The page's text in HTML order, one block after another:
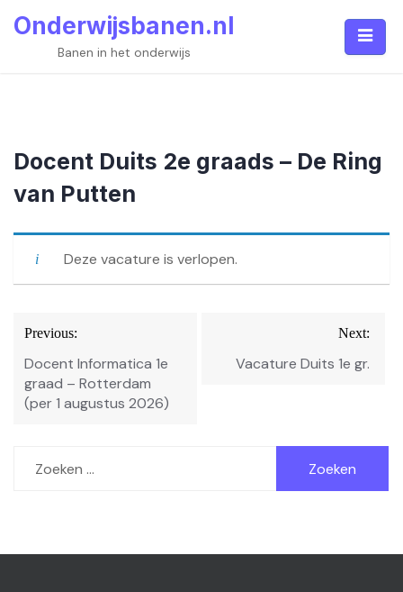
Onderwijsbanen.nl
Banen in het onderwijs
Docent Duits 2e graads – De Ring
van Putten
Deze vacature is verlopen.
Bericht
navigatie
Previous:
Docent Informatica 1e
graad – Rotterdam
(per 1 augustus 2026)
Next:
Vacature Duits 1e gr.
naar: